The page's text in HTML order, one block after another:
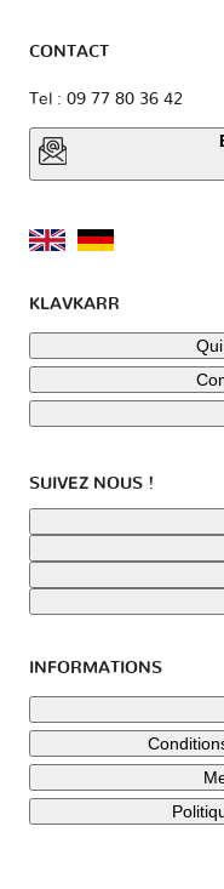
CONTACT
Tel : 09 77 80 36 42
KLAVKARR
SUIVEZ NOUS !
INFORMATIONS